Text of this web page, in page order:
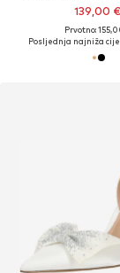
139,00 €
Prvotno:
Posljednja najniža